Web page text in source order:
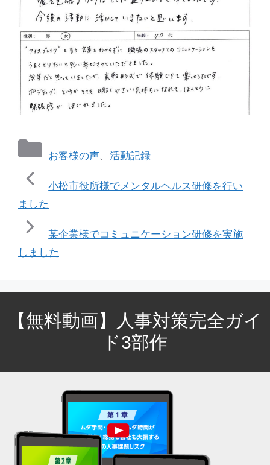
テ
リ
お客様の声、活動記録
小松市役所様でメンタルヘルス研修を行い
ました
某企業様でコミュニケーション研修を実施
しました
【無料動画】人事対策完全ガイ
ド3部作